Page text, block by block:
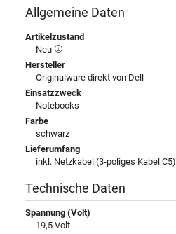
Allgemeine Daten
Artikelzustand
Neu
Hersteller
Originalware direkt von Dell
Einsatzzweck
Notebooks
Farbe
schwarz
Lieferumfang
inkl. Netzkabel (3-poliges Kabel C5)
Technische Daten
Spannung (Volt)
19,5 Volt